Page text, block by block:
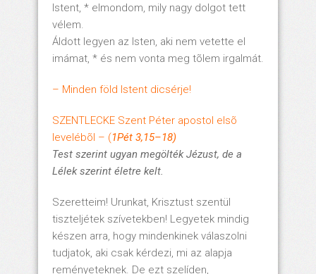
Istent, * elmondom, mily nagy dolgot tett
vélem.
Áldott legyen az Isten, aki nem vetette el
imámat, * és nem vonta meg tõlem irgalmát.
– Minden föld Istent dicsérje!
SZENTLECKE Szent Péter apostol elsõ
levelébõl – (1Pét 3,15–18)
Test szerint ugyan megölték Jézust, de a
Lélek szerint életre kelt.
Szeretteim! Urunkat, Krisztust szentül
tiszteljétek szívetekben! Legyetek mindig
készen arra, hogy mindenkinek válaszolni
tudjatok, aki csak kérdezi, mi az alapja
reményeteknek. De ezt szelíden,